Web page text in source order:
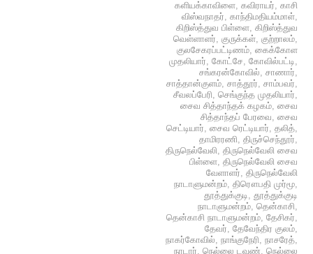
களியக்காவிளை, கவிராயர், காசி
விஸ்வநாதர், காந்திமதியம்மாள்,
கிறிஸ்த்துவ பிள்ளை, கிறிஸ்த்துவ
வெள்ளாளர், குருக்கள், குற்றாலம்,
குலசேகரப்பட்டிணம், கைக்கோள
முதலியார், கோட்சே, கோவில்பட்டி,
சங்கரன்கோவில், சாணார்,
சாத்தான்குளம், சாத்தூர், சாம்பவர்,
சீவலப்பேரி, செங்குந்த முதலியார்,
சைவ சித்தாந்தக் கழகம், சைவ
சித்தாந்தப் பேரவை, சைவ
செட்டியார், சைவ ரெட்டியார், தலித்,
தாமிரரணி, திருச்செந்தூர்,
திருநெல்வேலி, திருநெல்வேலி சைவ
பிள்ளை, திருநெல்வேலி சைவ
வேளாளர், திருநெல்வேலி
நாடாளுமன்றம், திரௌபதி முர்மூ,
தூத்துக்குடி, தூத்துக்குடி
நாடாளுமன்றம், தென்காசி,
தென்காசி நாடாளுமன்றம், தேசிகர்,
தேவர், தேவேந்திர குலம்,
நாகர்கோவில், நாங்குநேரி, நாசரேத்,
நாடார், நெல்லை டவுண், நெல்லை